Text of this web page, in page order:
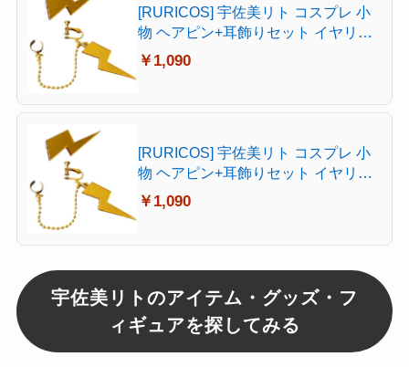
[RURICOS] 宇佐美リト コスプレ 小
物 ヘアピン+耳飾りセット イヤリン
グ ピアス 片耳イヤークリップ 漫遊
展 文化祭 学園祭 イベント パーティ
ト)
￥1,090
[RURICOS] 宇佐美リト コスプレ 小
物 ヘアピン+耳飾りセット イヤリン
グ ピアス 片耳イヤークリップ 漫遊
展 文化祭 学園祭 イベント パーティ
￥1,090
宇佐美リトのアイテム・グッズ・フ
ィギュアを探してみる